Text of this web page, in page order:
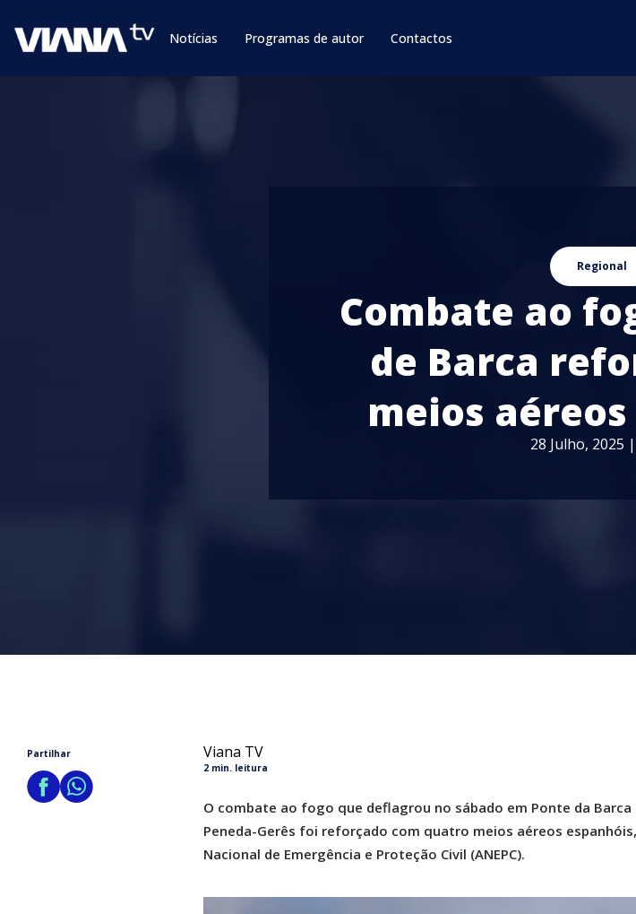
Notícias Programas de autor Contactos
Regional
Combate ao
de Barca
meios
28 Julho, 2025
Partilhar Viana TV
2 min. leitura
O combate ao fogo que deflagrou no sábado em Ponte da Barca
Peneda-Gerês foi reforçado com quatro meios aéreos
Nacional de Emergência e Proteção Civil (ANEPC).